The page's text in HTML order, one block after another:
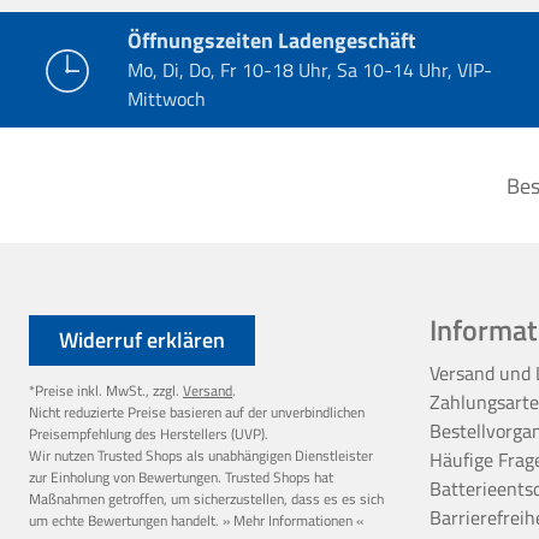
Öffnungszeiten Ladengeschäft
Mo, Di, Do, Fr 10-18 Uhr, Sa 10-14 Uhr, VIP-
Mittwoch
Widerruf erklären
*Preise inkl. MwSt., zzgl. Versand.
Nicht reduzierte Preise basieren auf der unverbindlichen
Preisempfehlung des Herstellers (UVP).
Wir nutzen Trusted Shops als unabhängigen Dienstleister
zur Einholung von Bewertungen. Trusted Shops hat
Maßnahmen getroffen, um sicherzustellen, dass es es sich
um echte Bewertungen handelt. » Mehr Informationen «
Versand
Häufige